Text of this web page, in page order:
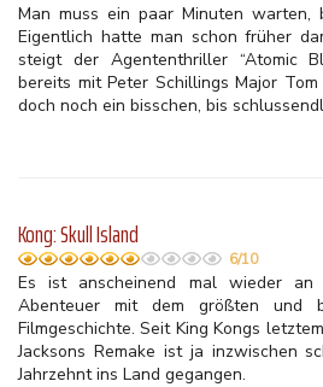
Man muss ein paar Minuten
Eigentlich hatte man schon früher
steigt der Agententhriller “Atomic
bereits mit Peter Schillings Major
doch noch ein bisschen, bis
Kong: Skull Island
6/10
Es ist anscheinend mal wieder
Abenteuer mit dem größten und
Filmgeschichte. Seit King Kongs
Jacksons Remake ist ja inzwischen
Jahrzehnt ins Land gegangen.